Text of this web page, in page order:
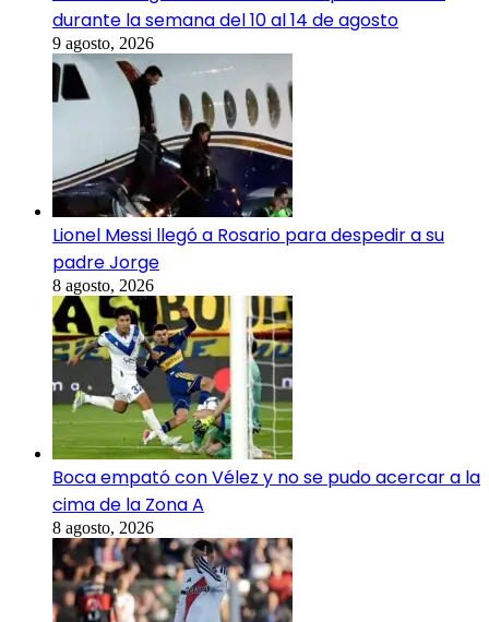
durante la semana del 10 al 14 de agosto
9 agosto, 2026
Lionel Messi llegó a Rosario para despedir a su
padre Jorge
8 agosto, 2026
Boca empató con Vélez y no se pudo acercar a la
cima de la Zona A
8 agosto, 2026